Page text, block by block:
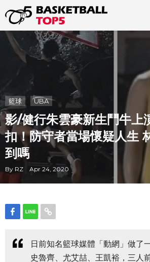
籃球 UBA
影/健行朱雲豪新生鬥牛上
扣！防守者當場懷疑人生
到嗎
By RZ Apr 24, 2020
日前知名籃球媒體「動網」做了
史魯齊、尤艾喆、王凱裕，三人